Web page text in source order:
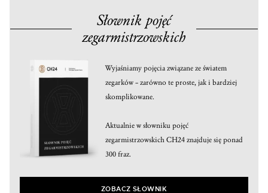
Słownik pojęć
zegarmistrzowskich
Wyjaśniamy pojęcia związane ze światem
zegarków – zarówno te proste, jak i bardziej
skomplikowane.
Aktualnie w słowniku pojęć
zegarmistrzowskich CH24 znajduje się ponad
300 fraz.
ZOBACZ SŁOWNIK